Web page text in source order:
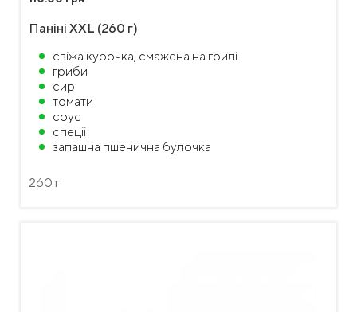
Паніні XXL (260 г)
свіжа курочка, смажена на грилі
гриби
сир
томати
соус
спеціі
запашна пшенична булочка
260 г